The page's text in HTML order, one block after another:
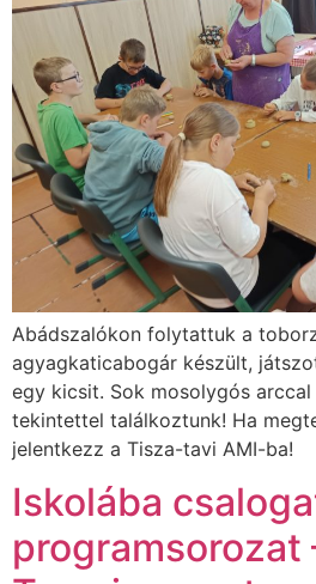
Abádszalókon folytattuk a
agyagkaticabogár készült,
egy kicsit. Sok mosolygós
tekintettel találkoztunk! Ha
jelentkezz a Tisza-tavi AMI-ba!
Iskolába
programsorozat